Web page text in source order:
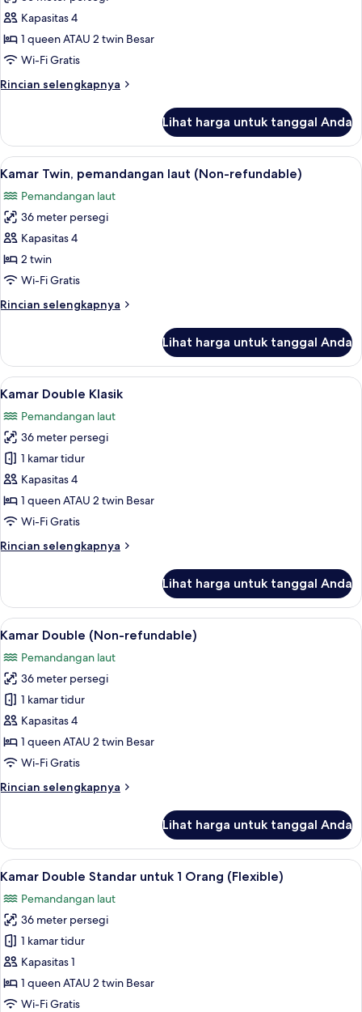
Kamar
Double
Superior
refundable)
Kapasitas 4
1 queen ATAU 2 twin Besar
Wi-Fi Gratis
Rincian selengkapnya
Rincian
Kamar
Double
Superior
refundable)
Lihat harga untuk tanggal Anda
Lihat
semua
foto
untuk
Kamar
Twin,
pemandangan
(Non-
Minibar, brankas, meja kerja, dan
8
Kamar Twin, pemandangan laut (Non-refundable)
Pemandangan laut
36 meter persegi
Kapasitas 4
2 twin
Wi-Fi Gratis
Rincian selengkapnya
Rincian
Kamar
Twin,
pemandangan
(Non-
refundable)
Lihat harga untuk tanggal Anda
Lihat
semua
foto
untuk
Kamar
Double
Klasik
Minibar, brankas, meja kerja, dan
8
Kamar Double Klasik
Pemandangan laut
36 meter persegi
1 kamar tidur
Kapasitas 4
1 queen ATAU 2 twin Besar
Wi-Fi Gratis
Rincian selengkapnya
Rincian
Kamar
Double
Klasik
Lihat harga untuk tanggal Anda
Lihat
semua
foto
untuk
Kamar
Double
(Non-
refundable)
Minibar, brankas, meja kerja, dan
8
Kamar Double (Non-refundable)
Pemandangan laut
36 meter persegi
1 kamar tidur
Kapasitas 4
1 queen ATAU 2 twin Besar
Wi-Fi Gratis
Rincian selengkapnya
Rincian
Kamar
Double
(Non-
Lihat harga untuk tanggal Anda
Lihat
semua
foto
untuk
Kamar
Double
Standar
untuk
Minibar, brankas, meja kerja, dan
7
Kamar Double Standar untuk 1 Orang (Flexible)
Pemandangan laut
36 meter persegi
1 kamar tidur
Kapasitas 1
1 queen ATAU 2 twin Besar
Wi-Fi Gratis